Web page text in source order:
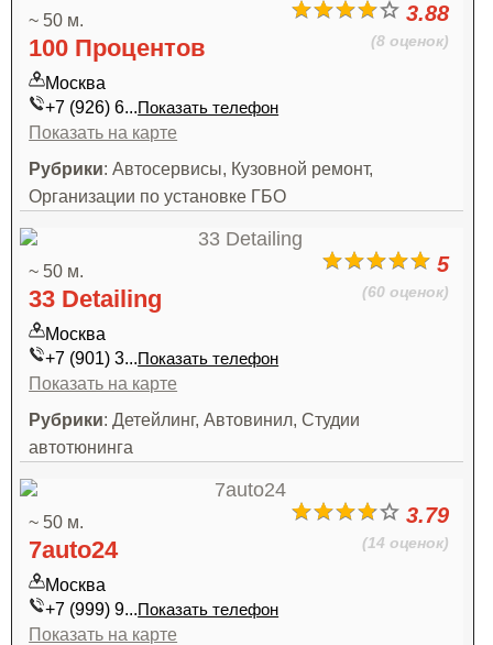
3.88
(8 оценок)
~ 50 м.
100 Процентов
Москва
+7 (926) 6...Показать телефон
Показать на карте
Рубрики: Автосервисы, Кузовной ремонт,
Организации по установке ГБО
5
(60 оценок)
~ 50 м.
33 Detailing
Москва
+7 (901) 3...Показать телефон
Показать на карте
Рубрики: Детейлинг, Автовинил, Студии
автотюнинга
3.79
(14 оценок)
~ 50 м.
7auto24
Москва
+7 (999) 9...Показать телефон
Показать на карте